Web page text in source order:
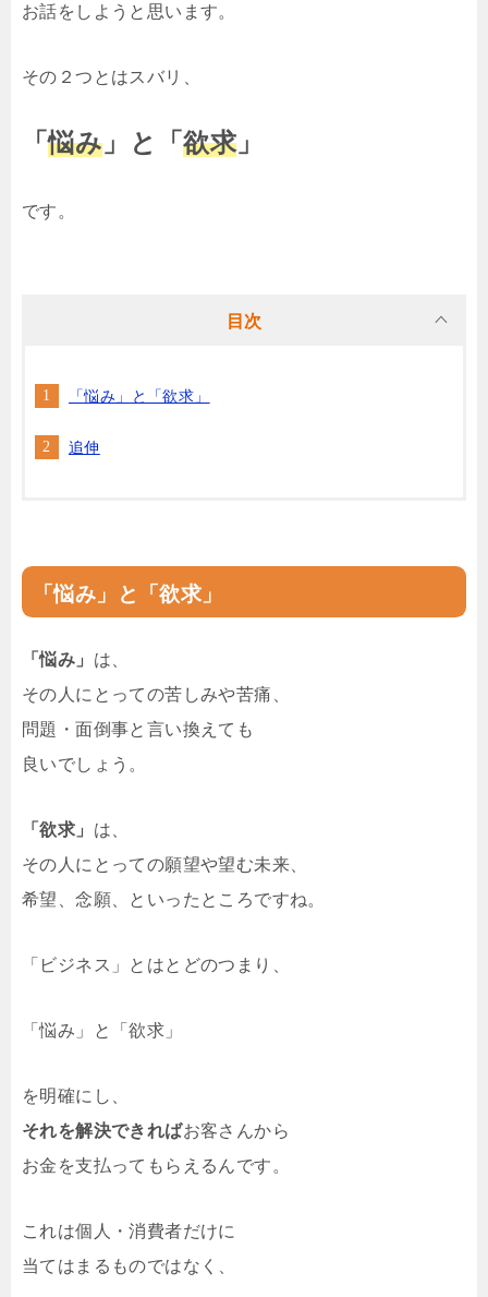
お話をしようと思います。
その２つとはスバリ、
「悩み 」と「欲求」
です。
目次
「悩み」と「欲求」
追伸
「悩み」と「欲求」
「悩み」 は、
その人にとっての苦しみや苦痛、
問題・面倒事と言い換えても
良いでしょう。
「欲求」 は、
その人にとっての願望や望む未来、
希望、念願、といったところですね。
「ビジネス」とはとどのつまり、
「悩み」と「欲求」
を明確にし、
それを解決できればお客さんから
お金を支払ってもらえるんです。
これは個人・消費者だけに
当てはまるものではなく、